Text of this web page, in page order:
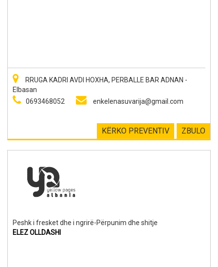
RRUGA KADRI AVDI HOXHA, PERBALLE BAR ADNAN -
Elbasan
0693468052
enkelenasuvarija@gmail.com
ZBULO
KËRKO PREVENTIV
Peshk i fresket dhe i ngrirë-Përpunim dhe shitje
ELEZ OLLDASHI